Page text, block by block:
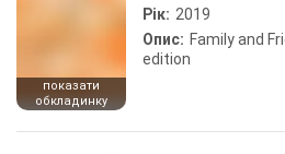
показати
обкладинку
Рік: 2019
Опис: Family and
edition